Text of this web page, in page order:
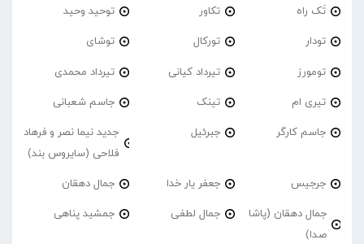
تَک راه تکاور توحید وحید
تودار تورکال توشای
تومورز تیرداد کیانی تیرداد محمدی
تیری ام تینک جاسم شعبانی
جاسم کارگر جبرئیل
جدید نیما نصر و فرهاد
فلاحی (سایروس بند)
جرجیس جعفر یار خدا جمال دهقان
جمال دهقان (پاشا
صدا)
جمال لطفی جمشید پناهی